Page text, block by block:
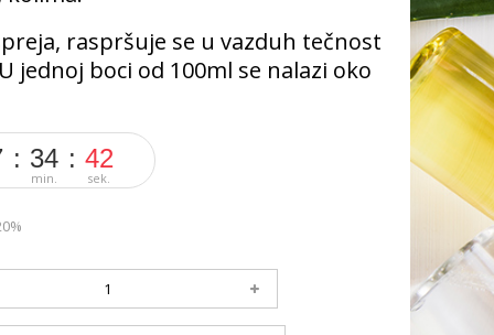
raspršuje se u vazduh tečnost
jednoj boci od 100ml se nalazi oko
34
min.
40
sek.